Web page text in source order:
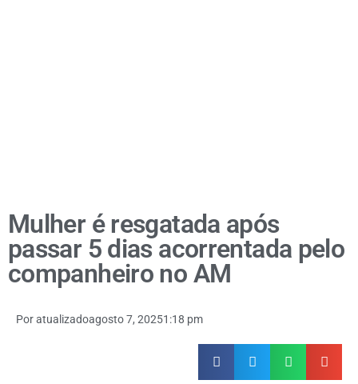
Mulher é resgatada após
passar 5 dias acorrentada pelo
companheiro no AM
Poratualizadoagosto 7, 20251:18 pm